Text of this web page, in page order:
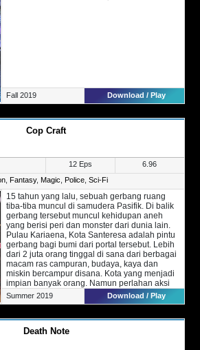
Fall 2019 Download / Play
Cop Craft
12 Eps
6.96
, Fantasy, Magic Police, Sci-Fi
15 tahun yang lalu, sebuah gerbang ruang
tiba-tiba muncul di samudera Pasifik. Di balik
gerbang tersebut muncul kehidupan aneh
yang berisi peri dan monster dari dunia lain.
Pulau Kariaena, Kota Santeresa adalah pintu
gerbang bagi bumi dari portal tersebut. Lebih
dari 2 juta orang tinggal di sana dari berbagai
macam ras campuran, budaya, kaya dan
miskin bercampur disana. Kota yang menjadi
impian banyak orang. Namun perlahan aksi
kriminalitas akhirnya terjadi setiap waktu.
Narkoba, prostitusi, penyelundupan senjata
lainnya.
Bercerita tentang seorang inspektur bernama
Summer 2019 Download / Play
Death Note